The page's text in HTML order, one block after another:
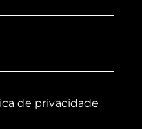
de privacidade